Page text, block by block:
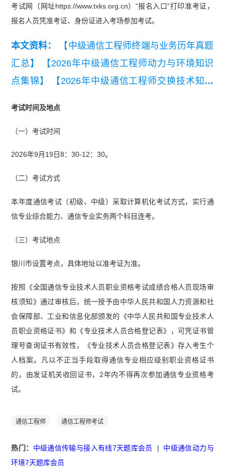
考试网（网址https://www.txks.org.cn）“报名入口”打印准考证，
报名人员凭准考证、身份证进入考场参加考试。
本文资料：
【中级通信工程师终端与业务历年真题
汇总】
【2026年中级通信工程师动力与环境知识
点集锦】
【2026年中级通信工程师交换技术知识
案】 【通信工程师初级实务真题及答案汇编】
考试时间及地点
（一）考试时间
2026年9月19日8：30-12：30。
（二）考试方式
本年度通信考试（初级、中级）采取计算机化考试方式，实行通
信专业综合能力、通信专业实务两个科目连考。
（三）考试地点
银川市设置考点，具体地址以准考证为准。
按照《全国通信专业技术人员职业资格考试成绩合格人员现场审
核须知》通过审核后，统一授予由中华人民共和国人力资源和社
会保障部、工业和信息化部颁发的《中华人民共和国专业技术人
员职业资格证书》和《专业技术人员合格登记表》，可凭证书管
理号查询证书有效性，《专业技术人员合格登记表》存入考生个
人档案。
凡以不正当手段取得通信专业相应级别职业资格证书
的，由发证机关收回证书，2年内不得再次参加通信专业资格考
试。
通信工程师 通信工程师考试
热门： 中级通信传输与接入有线7天题库会员 | 中级通信动力与
环境7天题库会员